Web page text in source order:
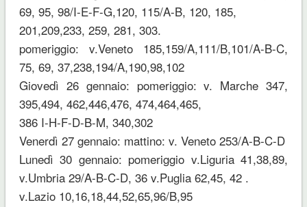
69, 95, 98/I-E-F-G,120, 115/A-B, 120, 185,
201,209,233, 259, 281, 303.
pomeriggio: v.Veneto 185,159/A,111/B,101/A-B-C,
75, 69, 37,238,194/A,190,98,102
Giovedì 26 gennaio: pomeriggio: v. Marche 347,
395,494, 462,446,476, 474,464,465,
386 I-H-F-D-B-M, 340,302
Venerdì 27 gennaio: mattino: v. Veneto 253/A-B-C-D
Lunedì 30 gennaio: pomeriggio v.Liguria 41,38,89,
v.Umbria 29/A-B-C-D, 36 v.Puglia 62,45, 42 .
v.Lazio 10,16,18,44,52,65,96/B,95